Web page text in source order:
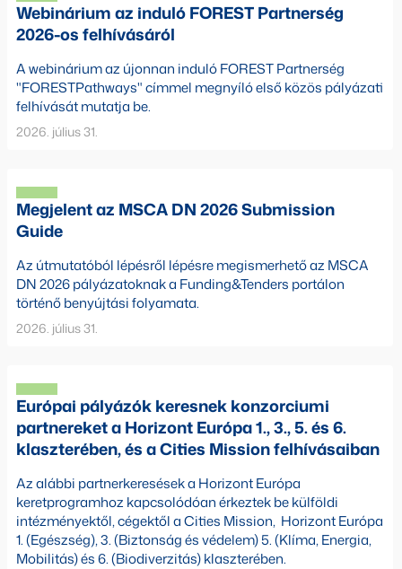
Webinárium az induló FOREST Partnerség
2026-os felhívásáról
A webinárium az újonnan induló FOREST Partnerség
"FORESTPathways" címmel megnyíló első közös pályázati
felhívását mutatja be.
2026. július 31.
Megjelent az MSCA DN 2026 Submission
Guide
Az útmutatóból lépésről lépésre megismerhető az MSCA
DN 2026 pályázatoknak a Funding&Tenders portálon
történő benyújtási folyamata.
2026. július 31.
Európai pályázók keresnek konzorciumi
partnereket a Horizont Európa 1., 3., 5. és 6.
klaszterében, és a Cities Mission felhívásaiban
Az alábbi partnerkeresések a Horizont Európa
keretprogramhoz kapcsolódóan érkeztek be külföldi
intézményektől, cégektől a Cities Mission, Horizont Európa
1. (Egészség), 3. (Biztonság és védelem) 5. (Klíma, Energia,
Mobilitás) és 6. (Biodiverzitás) klaszterében.